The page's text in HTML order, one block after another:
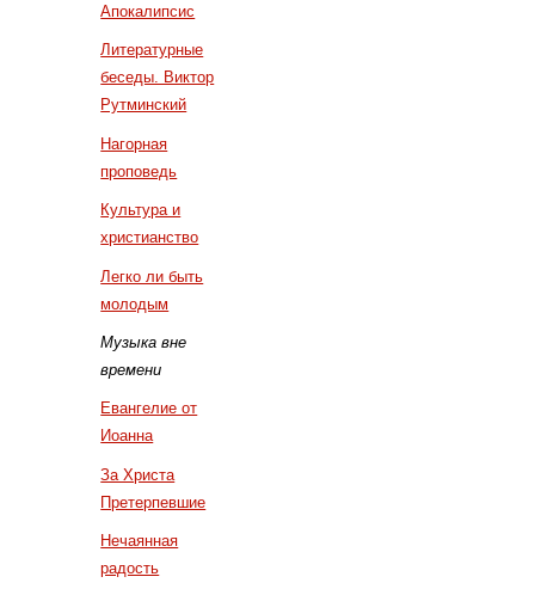
Апокалипсис
Литературные
беседы. Виктор
Рутминский
Нагорная
проповедь
Культура и
христианство
Легко ли быть
молодым
Музыка вне
времени
Евангелие от
Иоанна
За Христа
Претерпевшие
Нечаянная
радость